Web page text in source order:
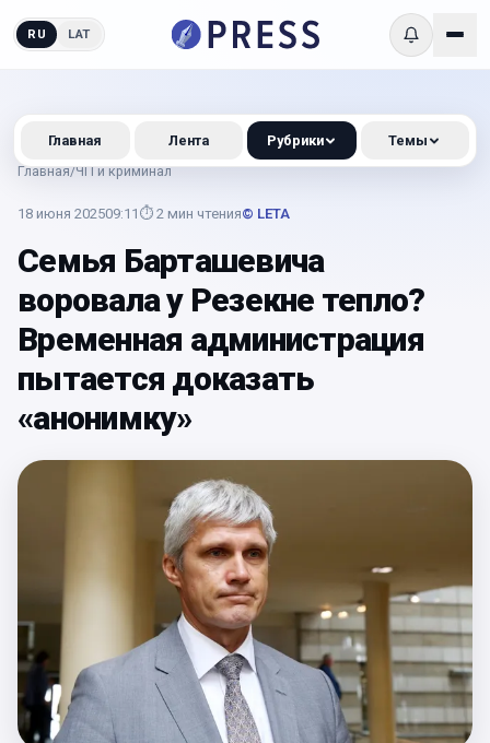
RU LAT
Главная/ЧП и криминал
18 июня 202509:11 ⏱ 2 мин чтения© LETA
Семья Барташевича
воровала у Резекне тепло?
Временная администрация
пытается доказать
«анонимку»
Главная Лента Рубрики Темы